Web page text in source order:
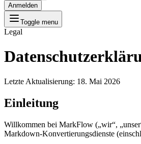
Anmelden
Toggle menu
Legal
Letzte Aktualisierung: 18. Mai 2026
Einleitung
Willkommen bei MarkFlow („wir“,
Markdown-Konvertierungsdienste